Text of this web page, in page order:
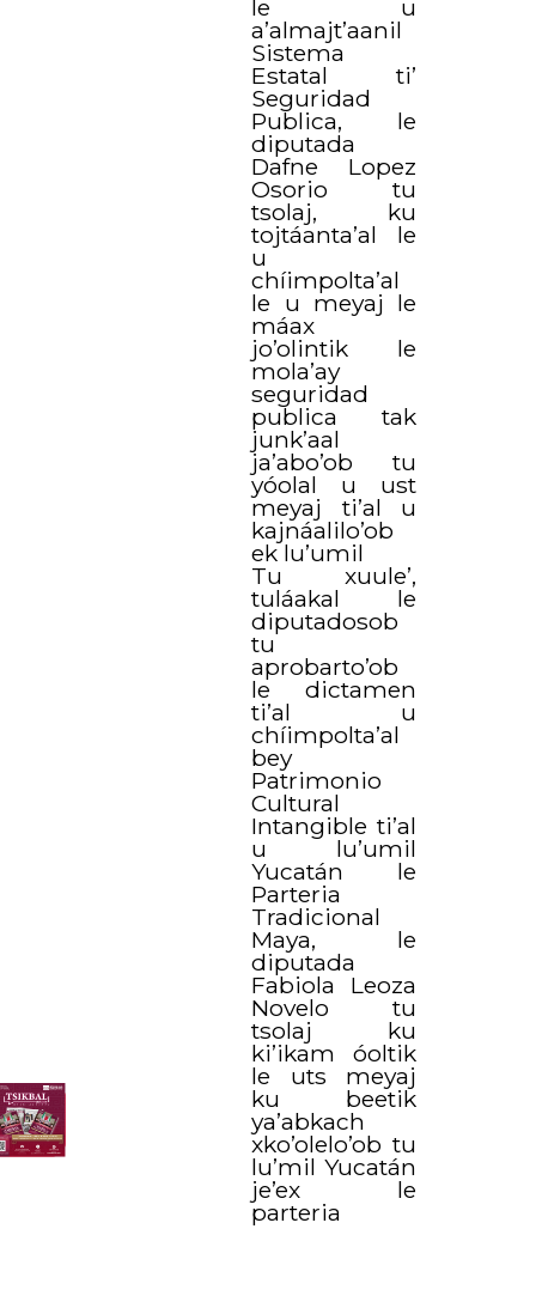
le u
a’almajt’aanil
Sistema
Estatal ti’
Seguridad
Publica, le
diputada
Dafne Lopez
Osorio tu
tsolaj, ku
tojtáanta’al le
u
chíimpolta’al
le u meyaj le
máax
jo’olintik le
mola’ay
seguridad
publica tak
junk’aal
ja’abo’ob tu
yóolal u ust
meyaj ti’al u
kajnáalilo’ob
ek lu’umil
Tu xuule’,
tuláakal le
diputadosob
tu
aprobarto’ob
le dictamen
ti’al u
chíimpolta’al
bey
Patrimonio
Cultural
Intangible ti’al
u lu’umil
Yucatán le
Parteria
Tradicional
Maya, le
diputada
Fabiola Leoza
Novelo tu
tsolaj ku
ki’ikam óoltik
le uts meyaj
ku beetik
ya’abkach
xko’olelo’ob tu
lu’mil Yucatán
je’ex le
parteria